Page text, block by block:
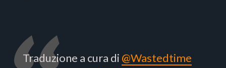
Traduzione a cura di @Wastedtime